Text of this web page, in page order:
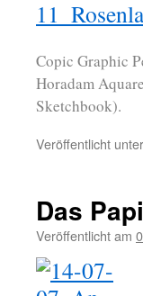
Copic Graphic
Horadam
Sketchbook).
Veröffentlicht unter
Das
Veröffentlicht am